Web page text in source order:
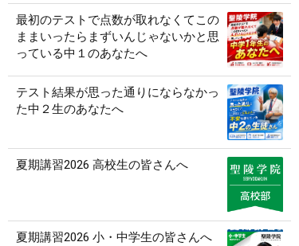
最初のテストで点数が取れなくてこの
ままいったらまずいんじゃないかと思
っている中１のあなたへ
テスト結果が思った通りにならなかっ
た中２生のあなたへ
夏期講習2026 高校生の皆さんへ
夏期講習2026 小・中学生の皆さんへ